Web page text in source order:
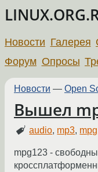
Новости Галерея
Форум Опросы
Новости — Open
Вышел
audio, mp3,
mpg123 -